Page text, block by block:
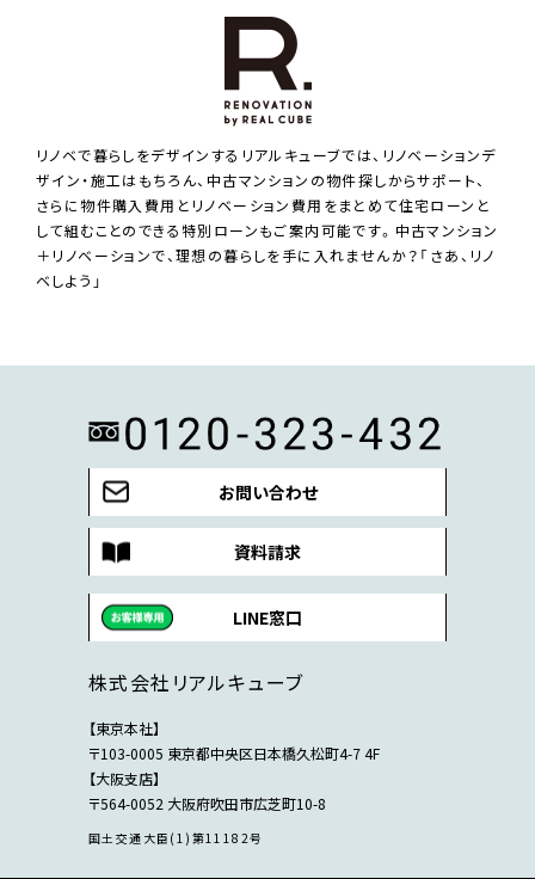
リノベで暮らしをデザインするリアルキューブでは、リノベーションデ
ザイン・施工はもちろん、中古マンションの物件探しからサポート、
さらに物件購入費用とリノベーション費用をまとめて住宅ローンと
して組むことのできる特別ローンもご案内可能です。中古マンション
＋リノベーションで、理想の暮らしを手に入れませんか？「さあ、リノ
ベしよう」
お問い合わせ
資料請求
LINE窓口
株式会社リアルキューブ
【東京本社】
〒103-0005 東京都中央区日本橋久松町4-7 4F
【大阪支店】
〒564-0052 大阪府吹田市広芝町10-8
国土交通大臣(1)第11182号